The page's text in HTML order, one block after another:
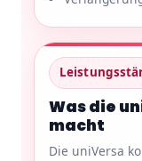
Was die
macht
Die uniVersa